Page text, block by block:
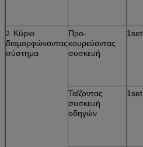
2. Κύριο
διαμορφώνοντας
σύστημα
Προ-
κουρεύοντας
συσκευή
1set
Ταΐζοντας
συσκευή
οδηγών
1set